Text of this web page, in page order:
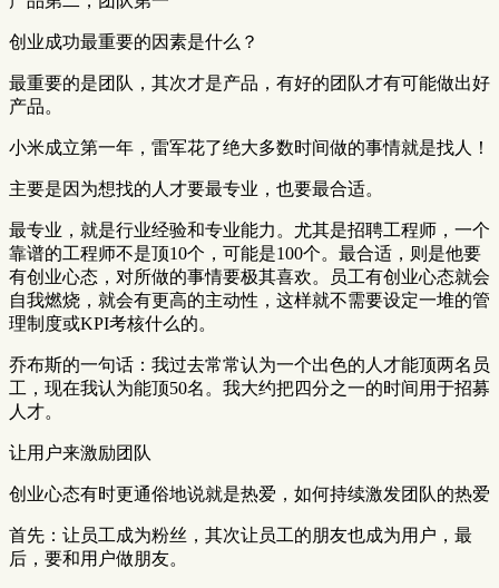
创业成功最重要的因素是什么？
最重要的是团队，其次才是产品，有好的团队才有可能做出好
产品。
小米成立第一年，雷军花了绝大多数时间做的事情就是找人！
主要是因为想找的人才要最专业，也要最合适。
最专业，就是行业经验和专业能力。尤其是招聘工程师，一个
靠谱的工程师不是顶10个，可能是100个。最合适，则是他要
有创业心态，对所做的事情要极其喜欢。员工有创业心态就会
自我燃烧，就会有更高的主动性，这样就不需要设定一堆的管
理制度或KPI考核什么的。
乔布斯的一句话：我过去常常认为一个出色的人才能顶两名员
工，现在我认为能顶50名。我大约把四分之一的时间用于招募
人才。
让用户来激励团队
创业心态有时更通俗地说就是热爱，如何持续激发团队的热爱
首先：让员工成为粉丝，其次让员工的朋友也成为用户，最
后，要和用户做朋友。